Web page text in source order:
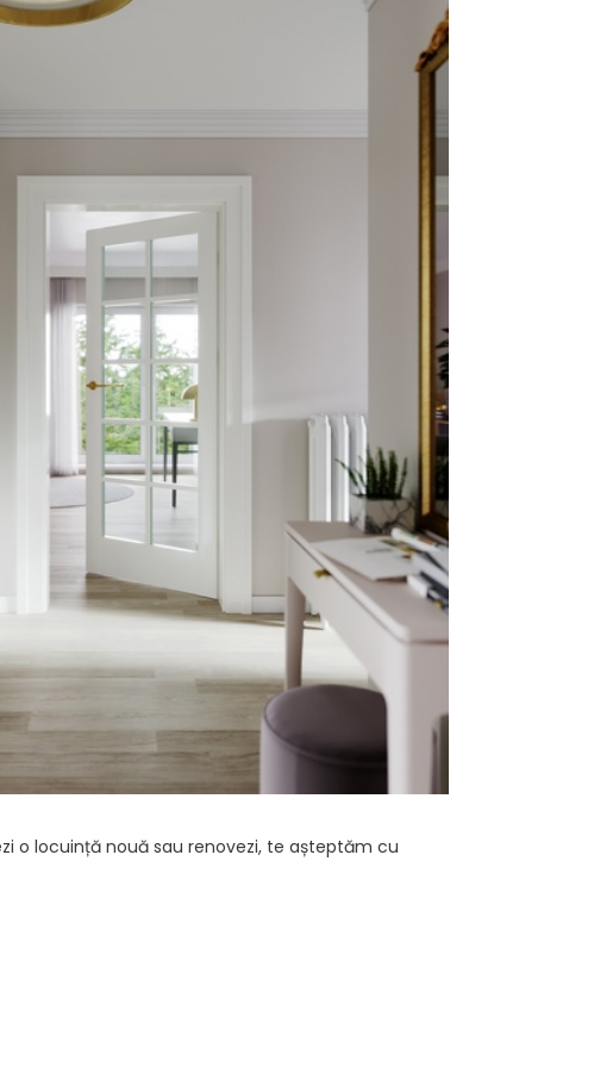
o locuință nouă sau renovezi, te așteptăm cu